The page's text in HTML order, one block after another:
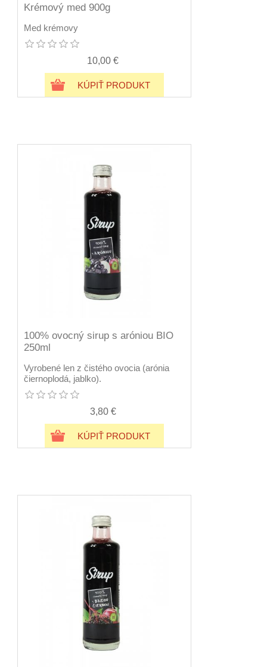
Krémový med 900g
Med krémovy
10,00 €
KÚPIŤ PRODUKT
100% ovocný sirup s aróniou BIO
250ml
Vyrobené len z čistého ovocia (arónia
čiernoplodá, jablko).
3,80 €
KÚPIŤ PRODUKT